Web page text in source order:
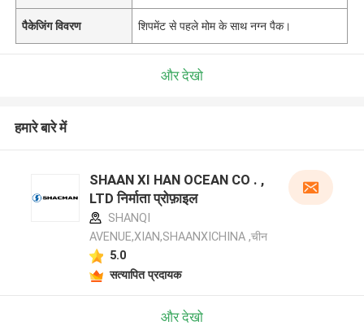
पैकेजिंग विवरण शिपमेंट से पहले मोम के साथ नग्न पैक।
और देखो
हमारे बारे में
SHAAN XI HAN OCEAN CO . ,
LTD निर्माता प्रोफ़ाइल
SHANQI
AVENUE,XIAN,SHAANXICHINA ,चीन
5.0
सत्यापित प्रदायक
और देखो